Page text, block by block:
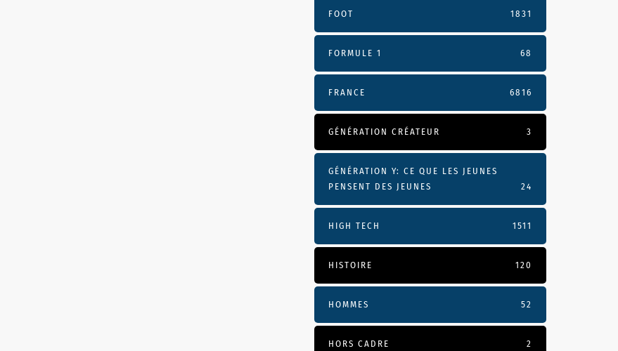
FOOT 1831
FORMULE 1 68
FRANCE 6816
GÉNÉRATION CRÉATEUR 3
GÉNÉRATION Y: CE QUE LES JEUNES
PENSENT DES JEUNES
24
HIGH TECH 1511
HISTOIRE 120
HOMMES 52
HORS CADRE 2